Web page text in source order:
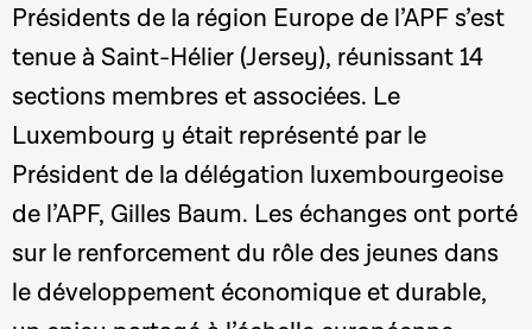
Présidents de la région Europe de l’APF s’est
tenue à Saint-Hélier (Jersey), réunissant 14
sections membres et associées. Le
Luxembourg y était représenté par le
Président de la délégation luxembourgeoise
de l’APF, Gilles Baum. Les échanges ont porté
sur le renforcement du rôle des jeunes dans
le développement économique et durable,